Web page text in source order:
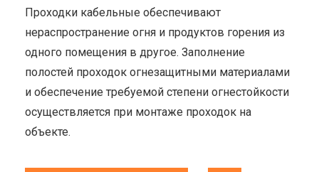
Проходки кабельные обеспечивают
нераспространение огня и продуктов горения из
одного помещения в другое. Заполнение
полостей проходок огнезащитными материалами
и обеспечение требуемой степени огнестойкости
осуществляется при монтаже проходок на
объекте.